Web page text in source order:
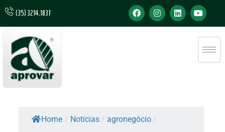
(35) 3214.1837
Home / Notícias / agronegócio /